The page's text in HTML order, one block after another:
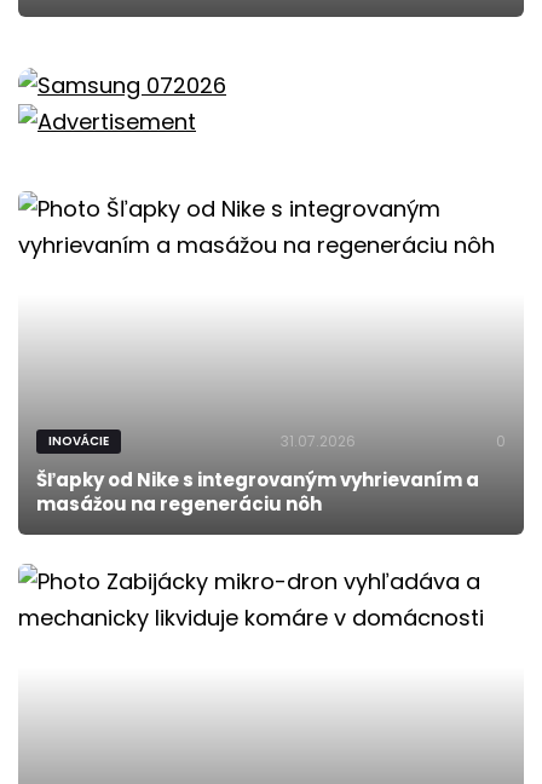
INOVÁCIE 31.07.2026 0
Šľapky od Nike s integrovaným vyhrievaním a
masážou na regeneráciu nôh